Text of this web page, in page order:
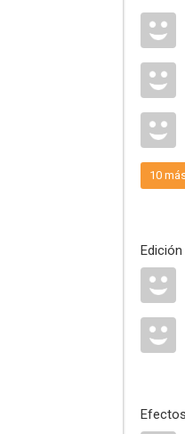
10
Edición